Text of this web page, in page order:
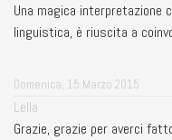
Una magica interpretazione
linguistica, è riuscita a
Domenica, 15 Marzo 2015
Lella
Grazie, grazie per averci